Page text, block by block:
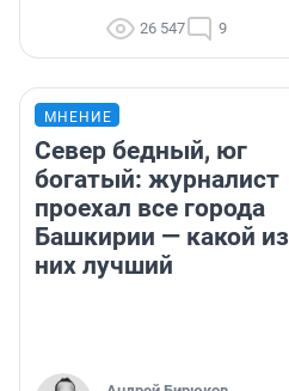
26 547 9
МНЕНИЕ
Север бедный, юг
богатый: журналист
проехал все города
Башкирии — какой из
них лучший